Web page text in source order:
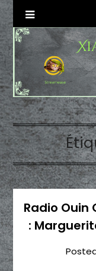
Skip
to
content
Xian
Autrice SFFF &
Radio Ouin
: